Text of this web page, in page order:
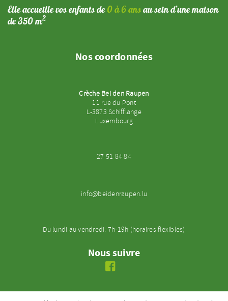
Elle accueille vos enfants de0 à 6 ansau sein d’une maison
de 350 m2
Nos coordonnées
Crèche Bei den Raupen
11 rue du Pont
L-3873 Schifflange
Luxembourg
27 51 84 84
info@beidenraupen.lu
Du lundi au vendredi: 7h-19h (horaires flexibles)
Nous suivre